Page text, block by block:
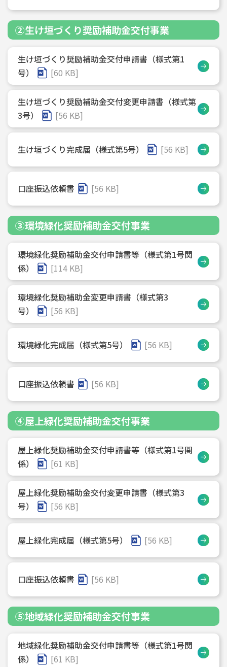
②生け垣づくり奨励補助金交付事業
生け垣づくり奨励補助金交付申請書（様式第1
号）
[60 KB]
生け垣づくり奨励補助金交付変更申請書（様式第
3号）
[56 KB]
生け垣づくり完成届（様式第5号） [56 KB]
口座振込依頼書 [56 KB]
③環境緑化奨励補助金交付事業
環境緑化奨励補助金交付申請書等（様式第1号関
係）
[114 KB]
環境緑化奨励補助金変更申請書（様式第3
号）
[56 KB]
環境緑化完成届（様式第5号） [56 KB]
口座振込依頼書 [56 KB]
④屋上緑化奨励補助金交付事業
屋上緑化奨励補助金交付申請書等（様式第1号関
係）
[61 KB]
屋上緑化奨励補助金交付変更申請書（様式第3
号）
[56 KB]
屋上緑化完成届（様式第5号） [56 KB]
口座振込依頼書 [56 KB]
⑤地域緑化奨励補助金交付事業
地域緑化奨励補助金交付申請書等（様式第1号関
係）
[61 KB]